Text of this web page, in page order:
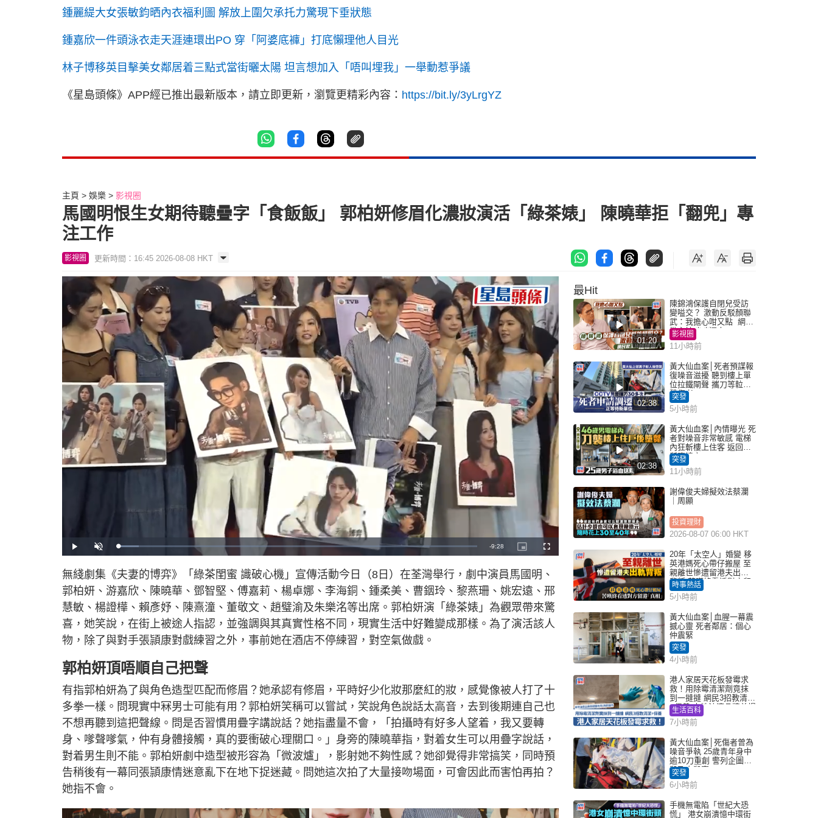
鍾麗緹大女張敏鈞晒內衣福利圖 解放上圍欠承托力驚現下垂狀態
鍾嘉欣一件頭泳衣走天涯連環出PO 穿「阿婆底褲」打底懶理他人目光
林子博移英目擊美女鄰居着三點式當街曬太陽 坦言想加入「唔叫埋我」一舉動惹爭議
《星島頭條》APP經已推出最新版本，請立即更新，瀏覽更精彩內容： https://bit.ly/3yLrgYZ
主頁 娛樂 影視圈
馬國明恨生女期待聽疊字「食飯飯」 郭柏妍修眉化濃妝演活「綠茶婊」 陳曉華拒「翻兜」專
注工作
影視圈 更新時間：16:45 2026-08-08 HKT
P
l
y
U
n
u
t
e
L
o
e
d
:
6
.
2
R
a
i
g
T
-9:28
P
i
u
r
e
-
i
n
-
i
c
F
u
s
r
e
e
n
無綫劇集《夫妻的博弈》「綠茶閨蜜 識破心機」宣傳活動今日（8日）在荃灣舉行，劇中演員馬國明、
郭柏妍、游嘉欣、陳曉華、鄧智堅、傅嘉莉、楊卓娜、李海銅、鍾柔美、曹銦玲、黎燕珊、姚宏遠、邢
慧敏、楊證樺、賴彥妤、陳熹潼、董敬文、趙璧渝及朱樂洺等出席。郭柏妍演「綠茶婊」為觀眾帶來驚
喜，她笑說，在街上被途人指認，並強調與其真實性格不同，現實生活中好難變成那樣。為了演活該人
物，除了與對手張頴康對戲練習之外，事前她在酒店不停練習，對空氣做戲。
郭柏妍頂唔順自己把聲
有指郭柏妍為了與角色造型匹配而修眉？她承認有修眉，平時好少化妝那麼紅的妝，感覺像被人打了十
多拳一樣。問現實中冧男士可能有用？郭柏妍笑稱可以嘗試，笑說角色說話太高音，去到後期連自己也
不想再聽到這把聲線。問是否習慣用疊字講說話？她指盡量不會，「拍攝時有好多人望着，我又要轉
身、嗲聲嗲氣，仲有身體接觸，真的要衝破心理關口。」身旁的陳曉華指，對着女生可以用疊字說話，
對着男生則不能。郭柏妍劇中造型被形容為「微波爐」，影射她不夠性感？她卻覺得非常搞笑，同時預
告稍後有一幕同張頴康情迷意亂下在地下捉迷藏。問她這次拍了大量接吻場面，可會因此而害怕再拍？
她指不會。
最Hit
01:20
陳錦鴻保護自閉兒受訪
變嗌交？ 激動反駁顏聯
武：我擔心咁又點 網民
批主持咄咄逼人
影視圈
11小時前
02:38
黃大仙血案│死者預謀報
復噪音滋擾 聽到樓上單
位拉鐵閘聲 攜刀等𨋢伏
擊傷者
突發
5小時前
02:38
黃大仙血案│內情曝光 死
者對噪音非常敏感 電梯
內狂斬樓上住客 返回住
所墮樓亡
突發
11小時前
謝偉俊夫婦擬效法蔡瀾
｜周顯
投資理財
2026-08-07 06:00 HKT
20年「太空人」婚變 移
英港媽死心帶仔搬屋 至
親離世慘遭留港夫出軌
背叛 苦嘆終看透對方留
港「真相」｜Juicy叮
時事熱話
5小時前
黃大仙血案│血腥一幕震
撼心靈 死者鄰居：個心
仲震緊
突發
4小時前
港人家居天花板發霉求
救！用除霉清潔劑竟抹
到一撻撻 網民3招教清潔
+保養 本地油漆品牌曾提
醒勿用1物防變色
生活百科
7小時前
黃大仙血案│死傷者曾為
噪音爭執 25歲青年身中
逾10刀重創 警列企圖謀
殺及自殺案
突發
6小時前
手機無電陷「世紀大恐
慌」 港女崩潰憶中環街